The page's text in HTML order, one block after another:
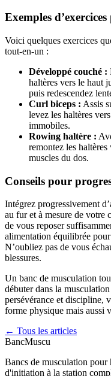
Exemples
Voici quelques exercices
tout-en-un :
Développé couché :
haltères vers le haut
puis redescendez
Curl biceps : Assis
levez les haltères
immobiles.
Rowing haltère :
remontez les
muscles du dos.
Conseils pour
Intégrez progressivement
au fur et à mesure de votre
de vous reposer
alimentation équilibrée
N’oubliez pas de vous
blessures.
Un banc de musculation
débuter dans la
persévérance et discipline,
forme physique mais aussi
← Tous les articles
BancMuscu
Bancs de musculation
d'initiation à la station